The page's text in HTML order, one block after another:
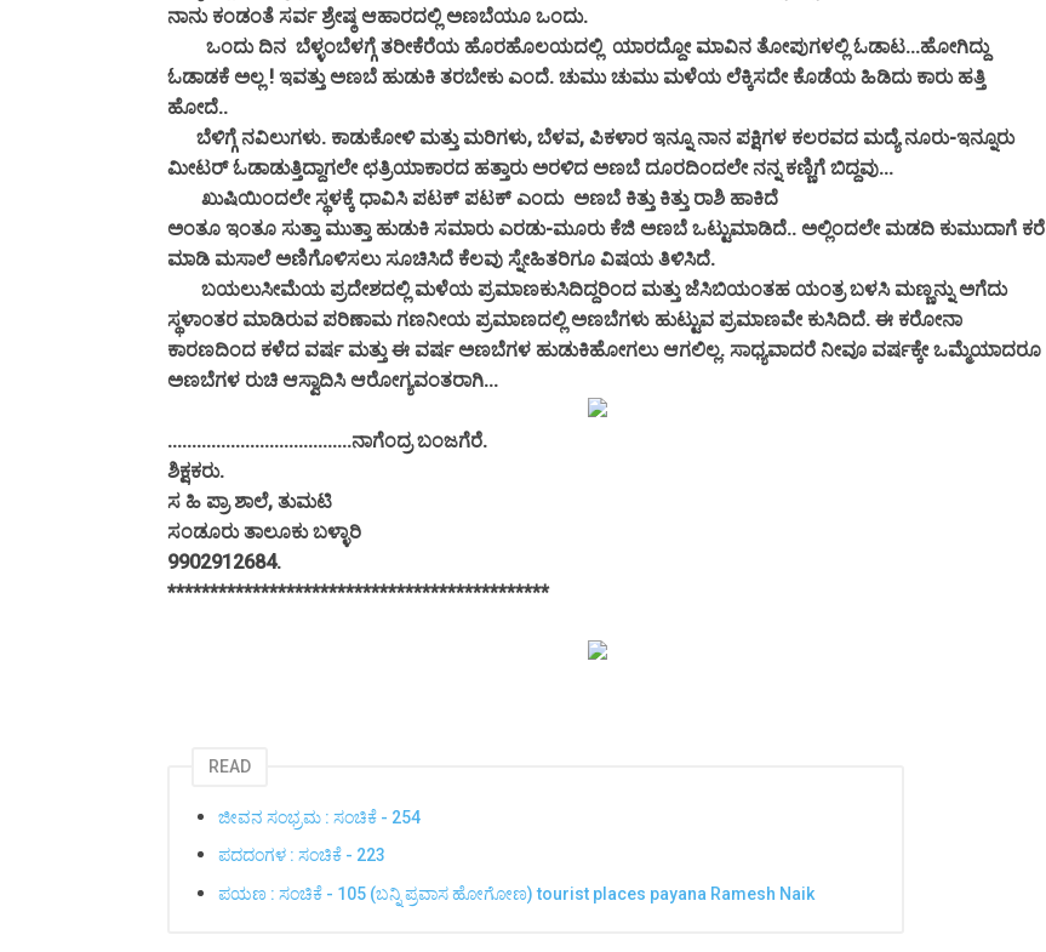
ನಾನು ಕಂಡಂತೆ ಸರ್ವ ಶ್ರೇಷ್ಠ ಆಹಾರದಲ್ಲಿ ಅಣಬೆಯೂ ಒಂದು.
ಒಂದು ದಿನ ಬೆಳ್ಳಂಬೆಳಗ್ಗೆ ತರೀಕೆರೆಯ ಹೊರಹೊಲಯದಲ್ಲಿ ಯಾರದ್ದೋ ಮಾವಿನ ತೋಪುಗಳಲ್ಲಿ ಓಡಾಟ...ಹೋಗಿದ್ದು
ಓಡಾಡಕೆ ಅಲ್ಲ ! ಇವತ್ತು ಅಣಬೆ ಹುಡುಕಿ ತರಬೇಕು ಎಂದೆ. ಚುಮು ಚುಮು ಮಳೆಯ ಲೆಕ್ಕಿಸದೇ ಕೊಡೆಯ ಹಿಡಿದು ಕಾರು ಹತ್ತಿ
ಹೋದೆ..
ಬೆಳಿಗ್ಗೆ ನವಿಲುಗಳು. ಕಾಡುಕೋಳಿ ಮತ್ತು ಮರಿಗಳು, ಬೆಳವ, ಪಿಕಳಾರ ಇನ್ನೂ ನಾನ ಪಕ್ಷಿಗಳ ಕಲರವದ ಮದ್ಯೆ ನೂರು-ಇನ್ನೂರು
ಮೀಟರ್ ಓಡಾಡುತ್ತಿದ್ದಾಗಲೇ ಛತ್ರಿಯಾಕಾರದ ಹತ್ತಾರು ಅರಳಿದ ಅಣಬೆ ದೂರದಿಂದಲೇ ನನ್ನ ಕಣ್ಣಿಗೆ ಬಿದ್ದವು...
ಖುಷಿಯಿಂದಲೇ ಸ್ಥಳಕ್ಕೆ ಧಾವಿಸಿ ಪಟಕ್ ಪಟಕ್ ಎಂದು ಅಣಬೆ ಕಿತ್ತು ಕಿತ್ತು ರಾಶಿ ಹಾಕಿದೆ
ಅಂತೂ ಇಂತೂ ಸುತ್ತಾ ಮುತ್ತಾ ಹುಡುಕಿ ಸಮಾರು ಎರಡು-ಮೂರು ಕೆಜಿ ಅಣಬೆ ಒಟ್ಟುಮಾಡಿದೆ.. ಅಲ್ಲಿಂದಲೇ ಮಡದಿ ಕುಮುದಾಗೆ ಕರೆ
ಮಾಡಿ ಮಸಾಲೆ ಅಣಿಗೊಳಿಸಲು ಸೂಚಿಸಿದೆ ಕೆಲವು ಸ್ನೇಹಿತರಿಗೂ ವಿಷಯ ತಿಳಿಸಿದೆ.
ಬಯಲುಸೀಮೆಯ ಪ್ರದೇಶದಲ್ಲಿ ಮಳೆಯ ಪ್ರಮಾಣಕುಸಿದಿದ್ದರಿಂದ ಮತ್ತು ಜೆಸಿಬಿಯಂತಹ ಯಂತ್ರ ಬಳಸಿ ಮಣ್ಣನ್ನು ಅಗೆದು
ಸ್ಥಳಾಂತರ ಮಾಡಿರುವ ಪರಿಣಾಮ ಗಣನೀಯ ಪ್ರಮಾಣದಲ್ಲಿ ಅಣಬೆಗಳು ಹುಟ್ಟುವ ಪ್ರಮಾಣವೇ ಕುಸಿದಿದೆ. ಈ ಕರೋನಾ
ಕಾರಣದಿಂದ ಕಳೆದ ವರ್ಷ ಮತ್ತು ಈ ವರ್ಷ ಅಣಬೆಗಳ ಹುಡುಕಿಹೋಗಲು ಆಗಲಿಲ್ಲ. ಸಾಧ್ಯವಾದರೆ ನೀವೂ ವರ್ಷಕ್ಕೇ ಒಮ್ಮೆಯಾದರೂ
ಅಣಬೆಗಳ ರುಚಿ ಆಸ್ವಾದಿಸಿ ಆರೋಗ್ಯವಂತರಾಗಿ...
......................................ನಾಗೆಂದ್ರ ಬಂಜಗೆರೆ.
ಶಿಕ್ಷಕರು.
ಸ ಹಿ ಪ್ರಾ ಶಾಲೆ, ತುಮಟಿ
ಸಂಡೂರು ತಾಲೂಕು ಬಳ್ಳಾರಿ
9902912684.
*********************************************
READ
ಜೀವನ ಸಂಭ್ರಮ : ಸಂಚಿಕೆ - 254
ಪದದಂಗಳ : ಸಂಚಿಕೆ - 223
ಪಯಣ : ಸಂಚಿಕೆ - 105 (ಬನ್ನಿ ಪ್ರವಾಸ ಹೋಗೋಣ) tourist places payana Ramesh Naik